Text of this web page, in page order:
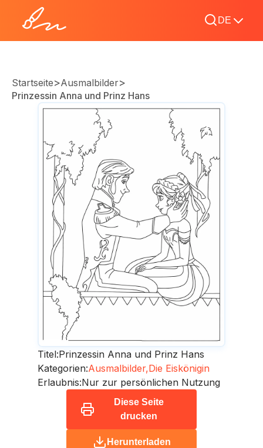
DE
Startseite>Ausmalbilder>
Prinzessin Anna und Prinz Hans
Titel:Prinzessin Anna und Prinz Hans
Kategorien:Ausmalbilder,Die Eiskönigin
Erlaubnis:Nur zur persönlichen Nutzung
Diese Seite
drucken
Herunterladen